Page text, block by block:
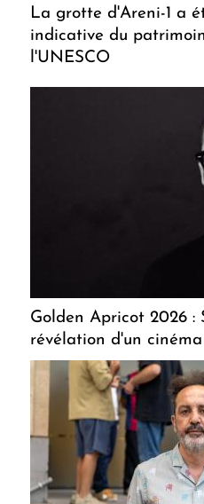
La grotte d'Areni-1 a
indicative du
l'UNESCO
Golden Apricot 2026 :
révélation d'un